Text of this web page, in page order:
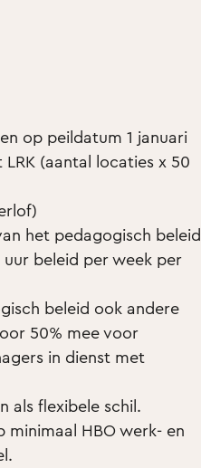
op peildatum 1 januari
(aantal locaties x 50
het pedagogisch beleid
uur beleid per week per
beleid ook andere
50% mee voor
in dienst met
als flexibele schil.
HBO werk- en